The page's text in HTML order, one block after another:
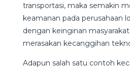
transportasi, maka semakin
keamanan pada perusahaan
dengan keinginan
merasakan kecanggihan
Adapun salah satu contoh